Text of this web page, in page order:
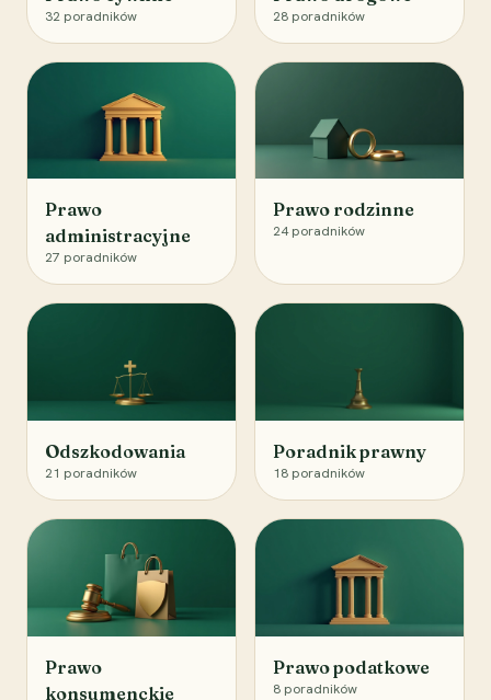
32 poradników 28 poradników
Prawo
administracyjne
27 poradników
Prawo rodzinne
24 poradników
Odszkodowania
21 poradników
Poradnik prawny
18 poradników
Prawo
konsumenckie
Prawo podatkowe
8 poradników